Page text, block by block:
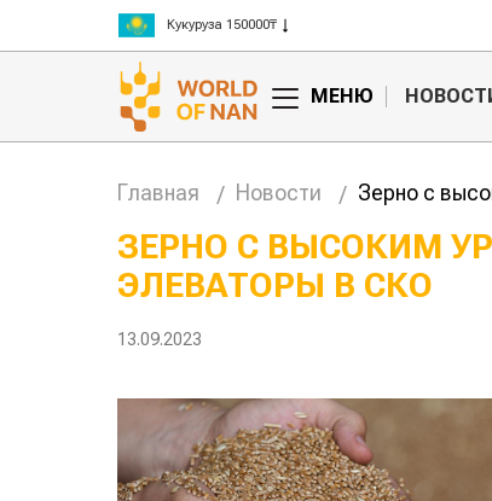
Рис 300000₸
Пшеница 3 класс 125000₸
МЕНЮ
Главная Новости Зерно с
ЗЕРНО С ВЫСОКИМ
ЭЛЕВАТОРЫ В СКО
13.09.2023
Казахстанское